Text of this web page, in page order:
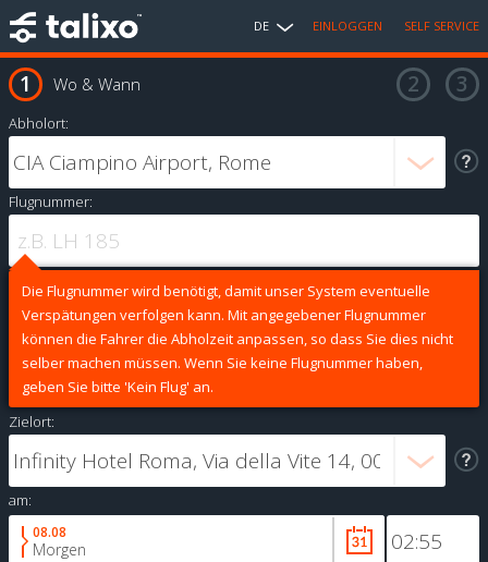
DE EINLOGGEN SELF SERVICE
Wo & Wann
Abholort:
Flugnummer:
Die Flugnummer wird benötigt, damit unser System eventuelle
Verspätungen verfolgen kann. Mit angegebener Flugnummer
können die Fahrer die Abholzeit anpassen, so dass Sie dies nicht
selber machen müssen. Wenn Sie keine Flugnummer haben,
geben Sie bitte 'Kein Flug' an.
Zielort:
am:
08.08
Morgen